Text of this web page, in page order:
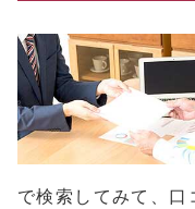
で検索してみて、